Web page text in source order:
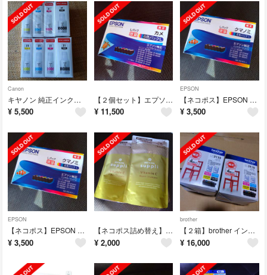
Canon
キヤノン 純正インクボトル GI-31
¥ 5,500
【２個セット】エプソン インクカートリッジ KAM-6CL-L カメ
¥ 11,500
EPSON
【ネコポス】EPSON インクカートリッジ KUI-6CL-L
¥ 3,500
EPSON
【ネコポス】EPSON インクカートリッジ KUI-6CL-L
¥ 3,500
【ネコポス詰め替え】ミクシム サプリ ビタミン リペアシャンプー
¥ 2,000
brother
【２箱】brother インクカートリッジ LC3119-4PK 4色
¥ 16,000